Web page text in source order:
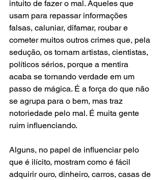
intuito de fazer o mal. Aqueles que
usam para repassar informações
falsas, caluniar, difamar, roubar e
cometer muitos outros crimes que, pela
sedução, os tornam artistas, cientistas,
políticos sérios, porque a mentira
acaba se tornando verdade em um
passo de mágica. É a força do que não
se agrupa para o bem, mas traz
notoriedade pelo mal. É muita gente
ruim influenciando.
Alguns, no papel de influenciar pelo
que é ilícito, mostram como é fácil
adquirir ouro, dinheiro, carros, casas de